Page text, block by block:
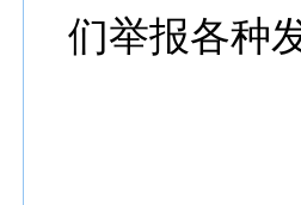
们举报各种